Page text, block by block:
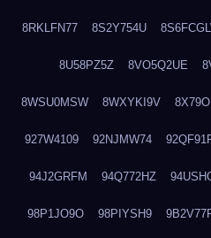
8RKLFN77 8S2Y754U
8U58PZ5Z 8VO5Q2UE
8WSU0MSW 8WXYKI9V
927W4109 92NJMW74
94J2GRFM 94Q772HZ
98P1JO9O 98PIYSH9